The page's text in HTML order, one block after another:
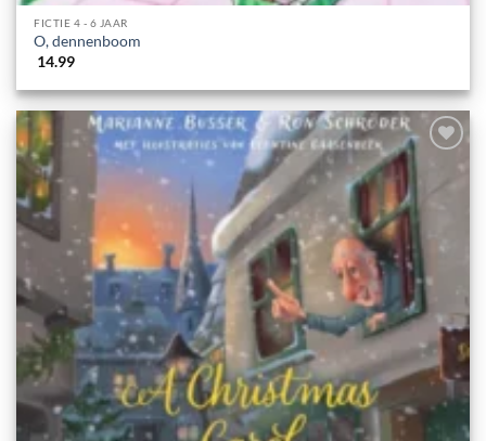
FICTIE 4 - 6 JAAR
O, dennenboom
14.99